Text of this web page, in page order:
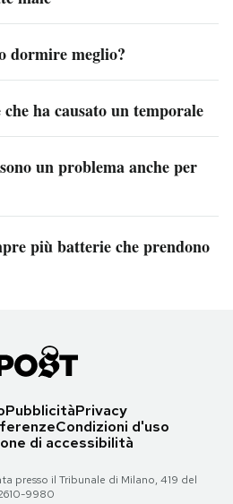
dormire meglio?
ha causato un temporale
un problema anche per
più batterie che prendono
PubblicitàPrivacy
Condizioni d'uso
di accessibilità
presso il Tribunale di Milano, 419 del
9980